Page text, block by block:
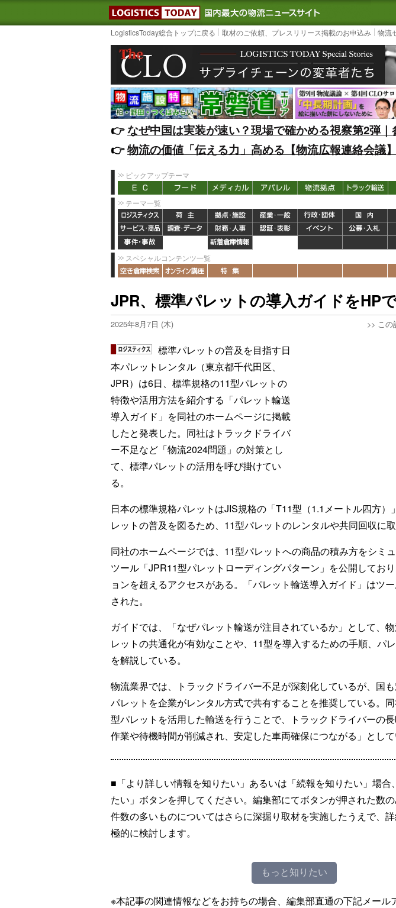
LOGISTICS TODAY｜国内最大の物流ニュー
LogisticsToday総合トップに戻る 取材のご依頼、プレスリリース掲載のお申込み 物流
👉️なぜ中国は実装が速い？現場で確かめる視察第2弾｜
👉️物流の価値「伝える力」高める【物流広報連絡会議
ピックアップテーマ
テーマ一覧
スペシャルコンテンツ一覧
JPR、標準パレットの導入ガイドをHP
2025年8月7日 (木) >> この
標準パレットの普及を目指す日
本パレットレンタル（東京都千代田区、
JPR）は6日、標準規格の11型パレットの
特徴や活用方法を紹介する「パレット輸送
導入ガイド」を同社のホームページに掲載
したと発表した。同社はトラックドライバ
ー不足など「物流2024問題」の対策とし
て、標準パレットの活用を呼び掛けてい
る。
日本の標準規格パレットはJIS規格の「T11型（1.1メートル四方）
レットの普及を図るため、11型パレットのレンタルや共同回収に取
同社のホームページでは、11型パレットへの商品の積み方をシミ
ツール「JPR11型パレットローディングパターン」を公開してお
ョンを超えるアクセスがある。「パレット輸送導入ガイド」はツ
された。
ガイドでは、「なぜパレット輸送が注目されているか」として、
レットの共通化が有効なことや、11型を導入するための手順、パ
を解説している。
物流業界では、トラックドライバー不足が深刻化しているが、国
パレットを企業がレンタル方式で共有することを推奨している。
型パレットを活用した輸送を行うことで、トラックドライバーの
作業や待機時間が削減され、安定した車両確保につながる」として
■「より詳しい情報を知りたい」あるいは「続報を知りたい」場合
たい」ボタンを押してください。編集部にてボタンが押された数の
件数の多いものについてはさらに深掘り取材を実施したうえで、
極的に検討します。
もっと知りたい
※本記事の関連情報などをお持ちの場合、編集部直通の下記メール